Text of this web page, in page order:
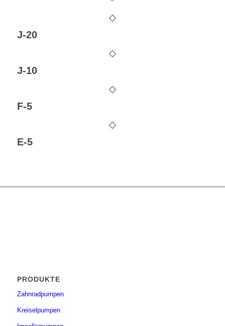
J-20
J-10
F-5
E-5
PRODUKTE
Zahnradpumpen
Kreiselpumpen